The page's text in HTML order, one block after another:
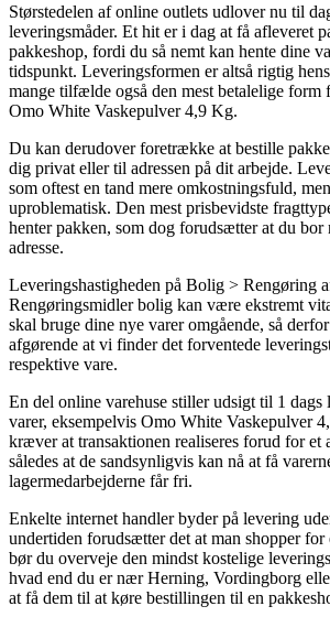
Størstedelen af online outlets udlover nu til
leveringsmåder. Et hit er i dag at få afleveret
pakkeshop, fordi du så nemt kan hente dine
tidspunkt. Leveringsformen er altså rigtig
mange tilfælde også den mest betalelige
Omo White Vaskepulver 4,9 Kg.
Du kan derudover foretrække at bestille
dig privat eller til adressen på dit arbejde.
som oftest en tand mere omkostningsfuld,
uproblematisk. Den mest prisbevidste
henter pakken, som dog forudsætter at du bor
adresse.
Leveringshastigheden på Bolig > Rengøring
Rengøringsmidler bolig kan være ekstremt
skal bruge dine nye varer omgående, så
afgørende at vi finder det forventede
respektive vare.
En del online varehuse stiller udsigt til 1 dags
varer, eksempelvis Omo White Vaskepulver
kræver at transaktionen realiseres forud for
således at de sandsynligvis kan nå at få
lagermedarbejderne får fri.
Enkelte internet handler byder på levering
undertiden forudsætter det at man shopper for
bør du overveje den mindst kostelige
hvad end du er nær Herning, Vordingborg
at få dem til at køre bestillingen til en